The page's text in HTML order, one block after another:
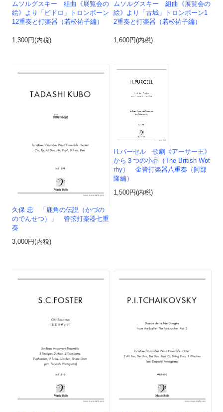
ムソルグスキー 組曲《展覧会の
絵》より「ビドロ」トロンボーン
12重奏と打楽器（若松祐子編）
1,300円(内税)
ムソルグスキー 組曲《展覧会の
絵》より「古城」トロンボーン1
2重奏と打楽器（若松祐子編）
1,600円(内税)
久保 忠 「鹿角の伝説（かづの
のでんせつ）」 管弦打楽器七重
奏
3,000円(内税)
H.パーセル 歌劇《アーサー王》
から３つの小品（The British Wot
rhy） 金管打楽器八重奏（阿部
隆編）
1,500円(内税)